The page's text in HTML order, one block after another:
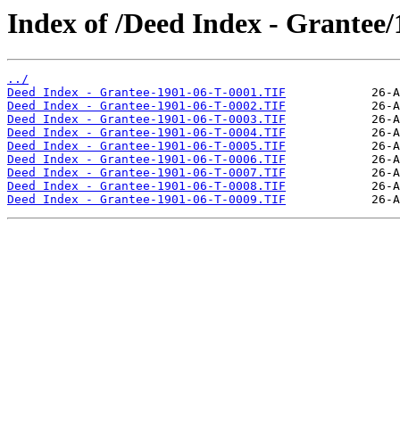
Index of /Deed Index -
../
Deed Index - Grantee-1901-06-T-0001.TIF
Deed Index - Grantee-1901-06-T-0002.TIF
Deed Index - Grantee-1901-06-T-0003.TIF
Deed Index - Grantee-1901-06-T-0004.TIF
Deed Index - Grantee-1901-06-T-0005.TIF
Deed Index - Grantee-1901-06-T-0006.TIF
Deed Index - Grantee-1901-06-T-0007.TIF
Deed Index - Grantee-1901-06-T-0008.TIF
Deed Index - Grantee-1901-06-T-0009.TIF